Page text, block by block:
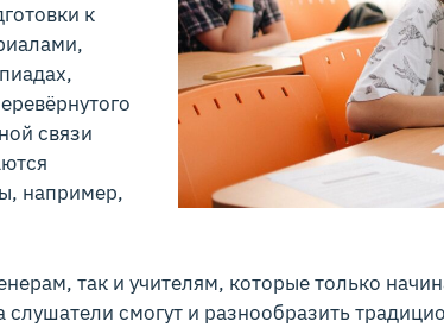
к
связи
например,
так и учителям, которые только
смогут и разнообразить